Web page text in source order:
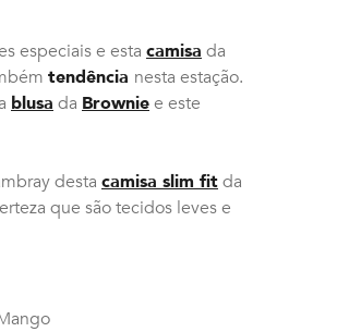
especiais e esta camisa da
tendência nesta estação.
blusa da Browniee este
desta camisa slim fitda
que são tecidos leves e